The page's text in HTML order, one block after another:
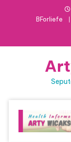
BForliefe